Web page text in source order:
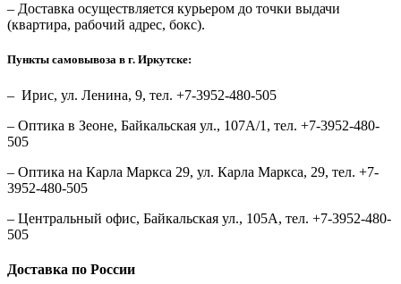
– Доставка осуществляется курьером до точки выдачи
(квартира, рабочий адрес, бокс).
Пункты самовывоза в г. Иркутске:
– Ирис, ул. Ленина, 9, тел. +7-3952-480-505
– Оптика в Зеоне, Байкальская ул., 107А/1, тел. +7-3952-480-
505
– Оптика на Карла Маркса 29, ул. Карла Маркса, 29, тел. +7-
3952-480-505
– Центральный офис, Байкальская ул., 105А, тел. +7-3952-480-
505
Доставка по России